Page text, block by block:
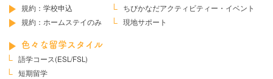
規約：学校申込
規約：ホームステイのみ
ちびかなだアクティビティー・イベント
現地サポート
色々な留学スタイル
語学コース(ESL/FSL)
短期留学